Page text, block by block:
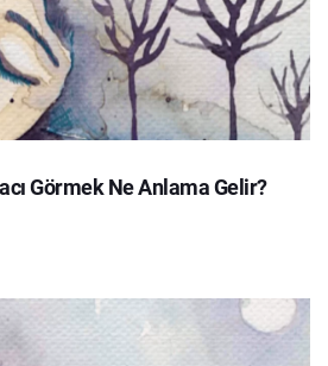
Görmek Ne Anlama Gelir?